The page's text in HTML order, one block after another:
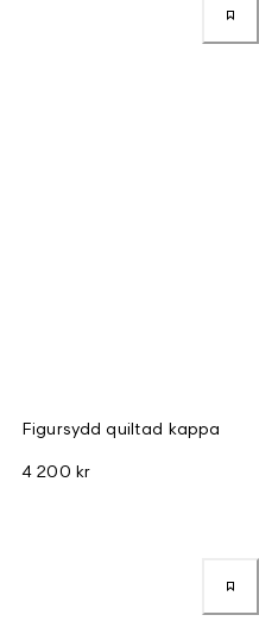
Figursydd quiltad kappa
4 200 kr